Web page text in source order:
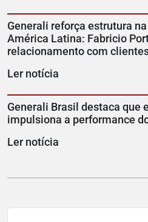
Generali reforça estrutura
América Latina: Fabricio
relacionamento com
Ler notícia
Generali Brasil destaca que
impulsiona a performance
Ler notícia